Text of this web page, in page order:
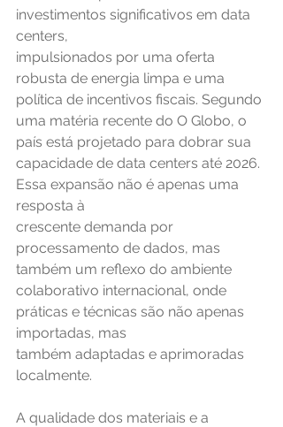
investimentos significativos em data
centers,
impulsionados por uma oferta
robusta de energia limpa e uma
política de incentivos fiscais. Segundo
uma matéria recente do O Globo, o
país está projetado para dobrar sua
capacidade de data centers até 2026.
Essa expansão não é apenas uma
resposta à
crescente demanda por
processamento de dados, mas
também um reflexo do ambiente
colaborativo internacional, onde
práticas e técnicas são não apenas
importadas, mas
também adaptadas e aprimoradas
localmente.
A qualidade dos materiais e a